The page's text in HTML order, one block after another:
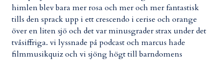
himlen blev bara mer rosa och mer och mer fantastisk
tills den sprack upp i ett crescendo i cerise och orange
över en liten sjö och det var minusgrader strax under det
tvåsiffriga. vi lyssnade på podcast och marcus hade
filmmusikquiz och vi sjöng högt till barndomens